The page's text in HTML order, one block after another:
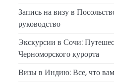
Запись на визу в
руководство
Экскурсии в Сочи:
Черноморского курорта
Визы в Индию: Все, что